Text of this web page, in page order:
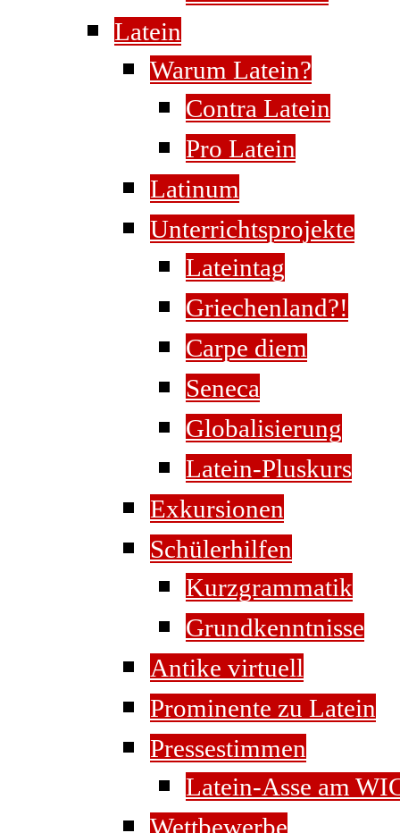
Latein
Warum Latein?
Contra Latein
Pro Latein
Latinum
Unterrichtsprojekte
Lateintag
Griechenland?!
Carpe diem
Seneca
Globalisierung
Latein-Pluskurs
Exkursionen
Schülerhilfen
Kurzgrammatik
Grundkenntnisse
Antike virtuell
Prominente zu Latein
Pressestimmen
Latein-Asse am
Wettbewerbe